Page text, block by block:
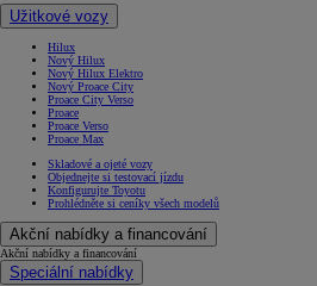
Užitkové vozy
Hilux
Nový Hilux
Nový Hilux Elektro
Nový Proace City
Proace City Verso
Proace
Proace Verso
Proace Max
Skladové a ojeté vozy
Objednejte si testovací jízdu
Konfigurujte Toyotu
Prohlédněte si ceníky všech modelů
Akční nabídky a financování
Akční nabídky a financování
Speciální nabídky